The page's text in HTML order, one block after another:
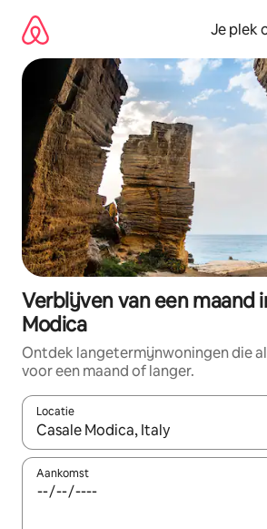
direct
naar
inhoud
Je plek
Verblijven van een maand
Modica
Ontdek langetermijnwoningen die
voor een maand of langer.
Locatie
Wanneer er resultaten beschikbaar
Aankomst